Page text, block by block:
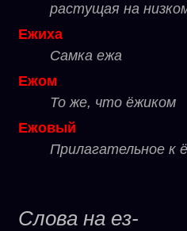
растущая на
Ежиха
Самка ежа
Ежом
То же, что ёжиком
Ежовый
Прилагательное к
Слова на ез-